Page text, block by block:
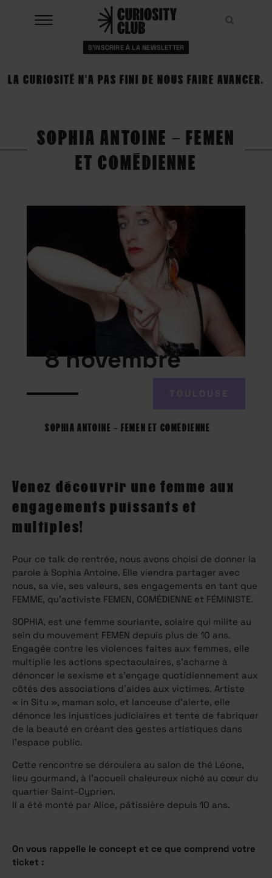
RESSOURCES
À PROPOS
S'INSCRIRE À LA NEWSLETTER
LA CURIOSITÉ N'A PAS FINI DE NOUS FAIRE AVANCER.
SOPHIA ANTOINE – FEMEN
ET COMÉDIENNE
8 novembre
SOPHIA ANTOINE – FEMEN ET COMÉDIENNE
Venez découvrir une femme aux
engagements puissants et
multiples!
Pour ce talk de rentrée, nous avons choisi de donner la
parole à Sophia Antoine. Elle viendra partager avec
nous, sa vie, ses valeurs, ses engagements en tant que
FEMME, qu’activiste FEMEN, COMÉDIENNE et FÉMINISTE.
SOPHIA, est une femme souriante, solaire qui milite au
sein du mouvement FEMEN depuis plus de 10 ans.
Engagée contre les violences faites aux femmes, elle
multiplie les actions spectaculaires, s’acharne à
dénoncer le sexisme et s’engage quotidiennement aux
côtés des associations d’aides aux victimes. Artiste
« in Situ », maman solo, et lanceuse d’alerte, elle
dénonce les injustices judiciaires et tente de fabriquer
de la beauté en créant des gestes artistiques dans
l’espace public.
Cette rencontre se déroulera au salon de thé Léone,
lieu gourmand, à l’accueil chaleureux niché au cœur du
quartier Saint-Cyprien.
Il a été monté par Alice, pâtissière depuis 10 ans.
On vous rappelle le concept et ce que comprend votre
ticket :